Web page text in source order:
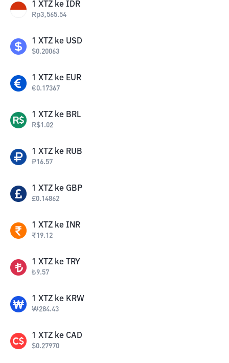
1 XTZ ke IDR
Rp3,565.54
1 XTZ ke USD
$0.20063
1 XTZ ke EUR
€0.17367
1 XTZ ke BRL
R$1.02
1 XTZ ke RUB
₽16.57
1 XTZ ke GBP
£0.14862
1 XTZ ke INR
₹19.12
1 XTZ ke TRY
₺9.57
1 XTZ ke KRW
₩284.43
1 XTZ ke CAD
$0.27970